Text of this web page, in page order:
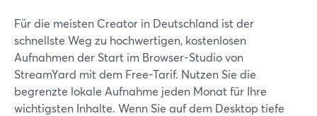
Für die meisten Creator in Deutschland ist der
schnellste Weg zu hochwertigen, kostenlosen
Aufnahmen der Start im Browser-Studio von
StreamYard mit dem Free-Tarif. Nutzen Sie die
begrenzte lokale Aufnahme jeden Monat für Ihre
wichtigsten Inhalte. Wenn Sie auf dem Desktop tiefe